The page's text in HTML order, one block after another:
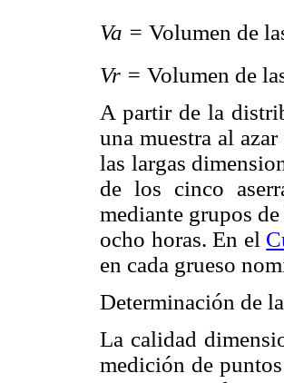
Va = Volumen de
Vr = Volumen de
A partir de la
una muestra al
las largas
de los cinco
mediante grupos
ocho horas. En el
en cada grueso
Determinación de
La calidad
medición de